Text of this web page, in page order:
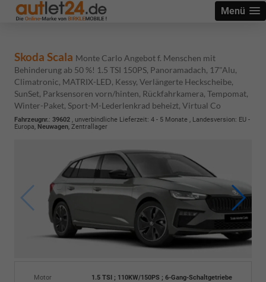
Menü
Skoda Scala Monte Carlo Angebot f. Menschen mit
Behinderung ab 50 %! 1.5 TSI 150PS, Panoramadach, 17"Alu,
Climatronic, MATRIX-LED, Kessy, Verlängerte Heckscheibe,
SunSet, Parksensoren vorn/hinten, Rückfahrkamera, Tempomat,
Winter-Paket, Sport-M-Lederlenkrad beheizt, Virtual Co
Fahrzeugnr.: 39602 , unverbindliche Lieferzeit: 4 - 5 Monate , Landesversion: EU -
Europa, Neuwagen, Zentrallager
Motor
1.5 TSI ; 110KW/150PS ; 6-Gang-Schaltgetriebe